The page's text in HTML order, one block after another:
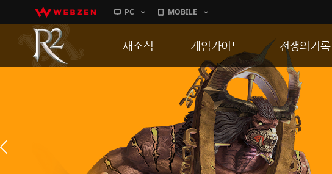
PC MOBILE
새소식
이벤트
히스토리
PC방으로간다
게임가이드
게임 특징
서버가이드
신병훈련소
세부가이드
통합보급센터
전쟁의기록
통합 길드전
공성 & 스팟
랭킹
R2Match